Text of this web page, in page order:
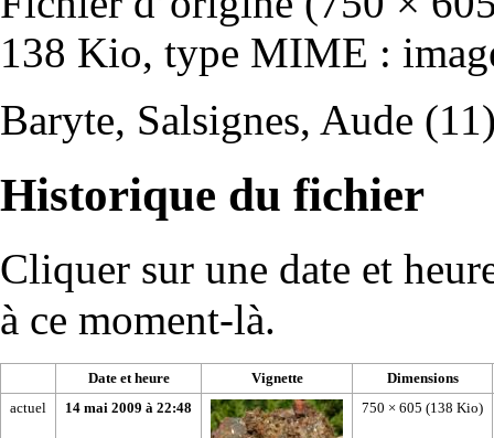
138 Kio, type MIME :
Baryte, Salsignes, Aude
Historique du fichier
Cliquer sur une date et
à ce moment-là.
Date et heure Vignette
Dimensions
actuel
14 mai 2009 à 22:48 750 × 605 (138 Kio)